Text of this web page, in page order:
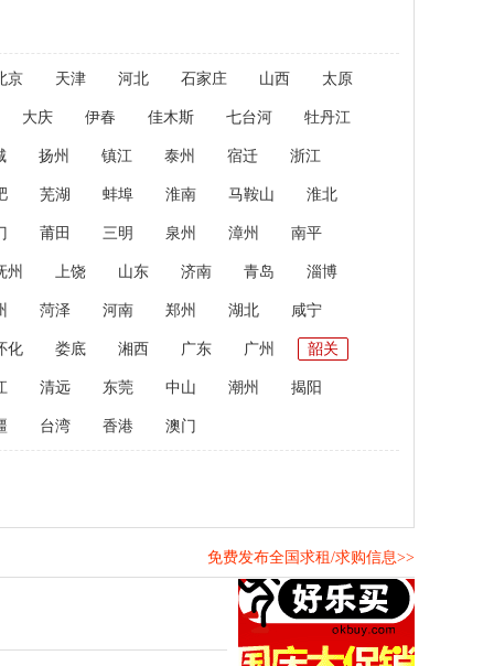
京 天津 河北 石家庄 山西 太原
大庆 伊春 佳木斯 七台河 牡丹江
扬州 镇江 泰州 宿迁 浙江
芜湖 蚌埠 淮南 马鞍山 淮北
莆田 三明 泉州 漳州 南平
州 上饶 山东 济南 青岛 淄博
菏泽 河南 郑州 湖北 咸宁
化 娄底 湘西 广东 广州 韶关
清远 东莞 中山 潮州 揭阳
台湾 香港 澳门
免费发布全国求租/求购信息>>